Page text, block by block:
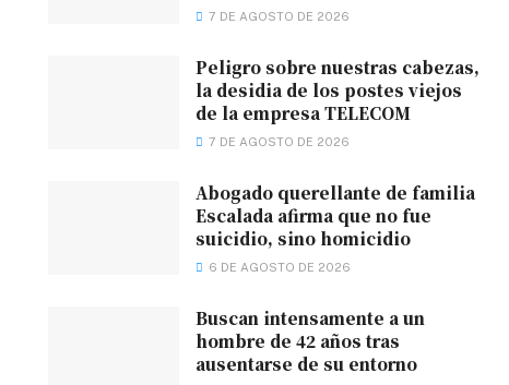
7 DE AGOSTO DE 2026
Peligro sobre nuestras cabezas,
la desidia de los postes viejos
de la empresa TELECOM
7 DE AGOSTO DE 2026
Abogado querellante de familia
Escalada afirma que no fue
suicidio, sino homicidio
6 DE AGOSTO DE 2026
Buscan intensamente a un
hombre de 42 años tras
ausentarse de su entorno